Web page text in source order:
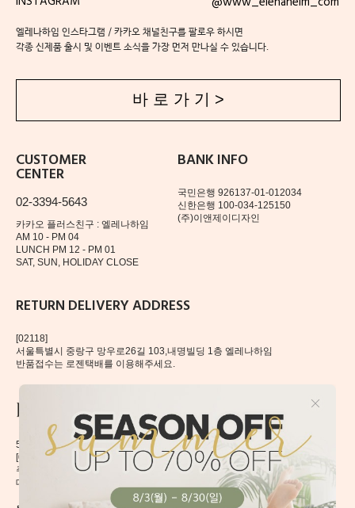
엘레나하임 인스타그램 / 카카오 채널친구를 팔로우 하시면
각종 신제품 출시 및 이벤트 소식을 가장 먼저 만나실 수 있습니다.
바 로 가 기 >
CUSTOMER
CENTER
02-3394-5643
카카오 플러스친구 : 엘레나하임
AM 10 - PM 04
LUNCH PM 12 - PM 01
SAT, SUN, HOLIDAY CLOSE
BANK INFO
국민은행 926137-01-012034
신한은행 100-034-125150
(주)이앤제이디자인
RETURN DELIVERY ADDRESS
[02118]
서울특별시 중랑구 망우로26길 103,내명빌딩 1층 엘레나하임
반품접수는 로젠택배를 이용해주세요.
56, Mangu-ro, Dongdaemun-gu, Seoul, Korea
[02496] 서울시 동대문구 망우로 56 이앤제이빌딩 6층
주식회사 이앤제이디자인
대표자 이재혁, 이예은